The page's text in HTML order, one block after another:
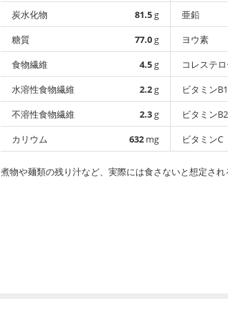
炭水化物
81.5g
糖質
77.0g
食物繊維
4.5g
水溶性食物繊維
2.2g
不溶性食物繊維
2.3g
カリウム
632 mg
亜鉛
ヨウ素
コレステ
ビタミンB1
ビタミンB2
ビタミンC
煮物や麺類の残り汁など、実際には食さないと想定さ